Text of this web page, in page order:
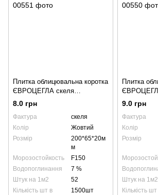
Плитка облицювальна коротка
ЄВРОЦЕГЛА скеля
200х65х20мм жовта
8.0 грн
Фактура
скеля
Колір
Жовтий
Розмір
200*65*20м
м
Морозостойкость
F150
Водопоглинання
7 %
Штук на 1м2
52
Кількість шт в
1500шт
Плитка
9.0 грн
Фактура
Колір
Розмір
Штук на 1м2
Кількість